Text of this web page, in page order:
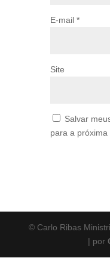
E-mail *
Site
Salvar
para a próxima
© Carlo Ribas
| por